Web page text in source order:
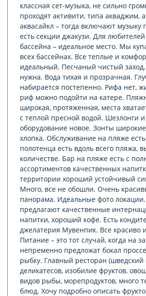
классная сет-музыка, не сильно
проходят активити, типа акваджим,
аквасайкл – тогда включают музыку
есть секции джакузи. Для любителей
бассейна – идеальное место. Мы
всех бассейнах. Все теплые и
идеальный. Песчаный чистый
нужна. Вода тихая и прозрачная.
набирается постепенно. Рифа нет,
риф можно подойти на катере.
широкая, протяженная, места
с теплой пресной водой. Шезлонги и
оборудование новое. Зонты
хлопка. Обслуживание на пляже
полотенца есть вдоль всего пляжа,
количестве. Бар на пляже есть с
ассортиментов качественных
территории хороший устойчивый
Много, все не обошли. Очень
панорама. Идеальные фото
предлагают качественные
напитки, хороший кофе. Есть
джелатерия Мувенпик. Все красиво
Питание – это тот случай, когда на
непременно предложат бокал
рыбку. Главный ресторан (шведский
деликатесов, изобилие фруктов,
видов рыбы, морепродуктов, много
блюд. Хочу подробно описать